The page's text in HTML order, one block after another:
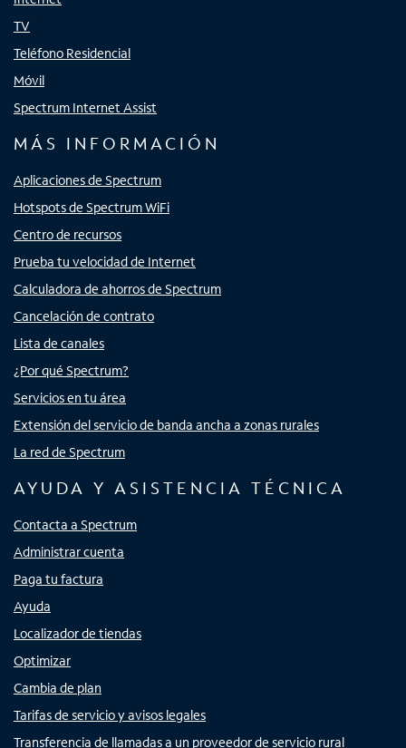
TV
Teléfono Residencial
Móvil
Spectrum Internet Assist
MÁS INFORMACIÓN
Aplicaciones de Spectrum
Hotspots de Spectrum WiFi
Centro de recursos
Prueba tu velocidad de Internet
Calculadora de ahorros de Spectrum
Cancelación de contrato
Lista de canales
¿Por qué Spectrum?
Servicios en tu área
Extensión del servicio de banda ancha a zonas rurales
La red de Spectrum
AYUDA Y ASISTENCIA TÉCNICA
Contacta a Spectrum
Administrar cuenta
Paga tu factura
Ayuda
Localizador de tiendas
Optimizar
Cambia de plan
Tarifas de servicio y avisos legales
Transferencia de llamadas a un proveedor de servicio rural